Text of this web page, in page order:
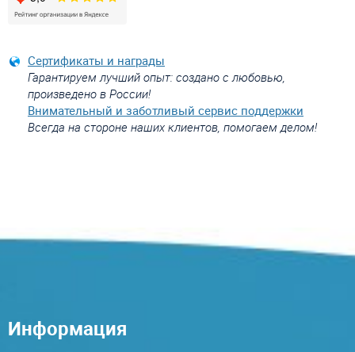
Сертификаты и награды
Гарантируем лучший опыт: создано с любовью,
произведено в России!
Внимательный и заботливый сервис поддержки
Всегда на стороне наших клиентов, помогаем делом!
Информация